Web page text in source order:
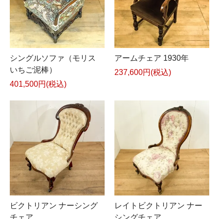
シングルソファ（モリス
いちご泥棒）
401,500円(税込)
アームチェア 1930年
237,600円(税込)
ビクトリアン ナーシング
レイトビクトリアン ナー